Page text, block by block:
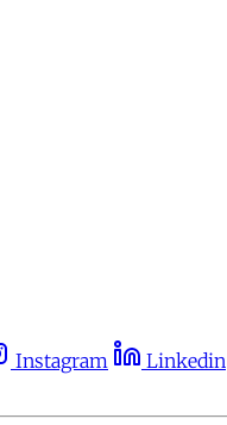
Instagram Linkedin